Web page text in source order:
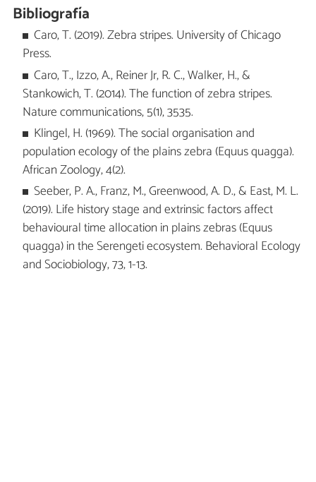
Bibliografía
Caro, T. (2019). Zebra stripes. University of Chicago
Press.
Caro, T., Izzo, A., Reiner Jr, R. C., Walker, H., &
Stankowich, T. (2014). The function of zebra stripes.
Nature communications, 5(1), 3535.
Klingel, H. (1969). The social organisation and
population ecology of the plains zebra (Equus quagga).
African Zoology, 4(2).
Seeber, P. A., Franz, M., Greenwood, A. D., & East, M. L.
(2019). Life history stage and extrinsic factors affect
behavioural time allocation in plains zebras (Equus
quagga) in the Serengeti ecosystem. Behavioral Ecology
and Sociobiology, 73, 1-13.